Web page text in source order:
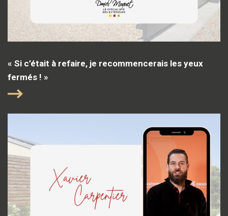
« Si c’était à refaire, je recommencerais les yeux
fermés ! »